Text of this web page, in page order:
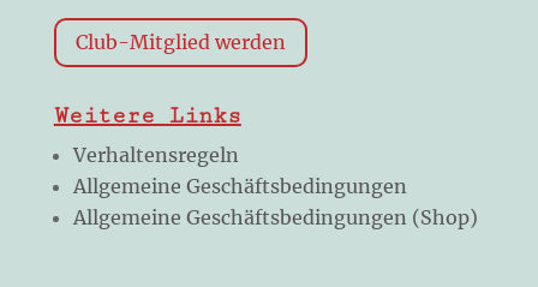
Club-Mitglied werden
Weitere Links
Verhaltensregeln
Allgemeine Geschäftsbedingungen
Allgemeine Geschäftsbedingungen (Shop)